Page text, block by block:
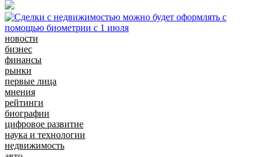
новости
бизнес
финансы
рынки
первые лица
мнения
рейтинги
биографии
цифровое развитие
наука и технологии
недвижимость